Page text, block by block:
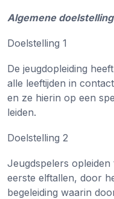
Algemene
Doelstelling 1
De jeugdopleiding
alle leeftijden in
en ze hierin op een
leiden.
Doelstelling 2
Jeugdspelers
eerste elftallen, door
begeleiding waarin